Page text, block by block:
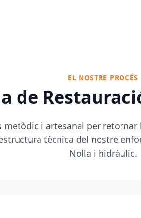
EL NOSTRE PROCÉS
de
metòdic i artesanal per
tècnica del nostre
Nolla i hidràulic.